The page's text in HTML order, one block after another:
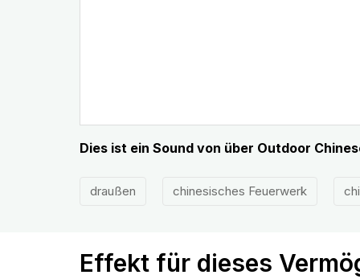
Dies ist ein Sound von über Outdoor
draußen chinesisches Feuerwerk
Effekt für dieses